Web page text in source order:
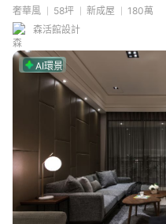
奢華風 58坪 新成屋
180萬
森活館設計
AI環景